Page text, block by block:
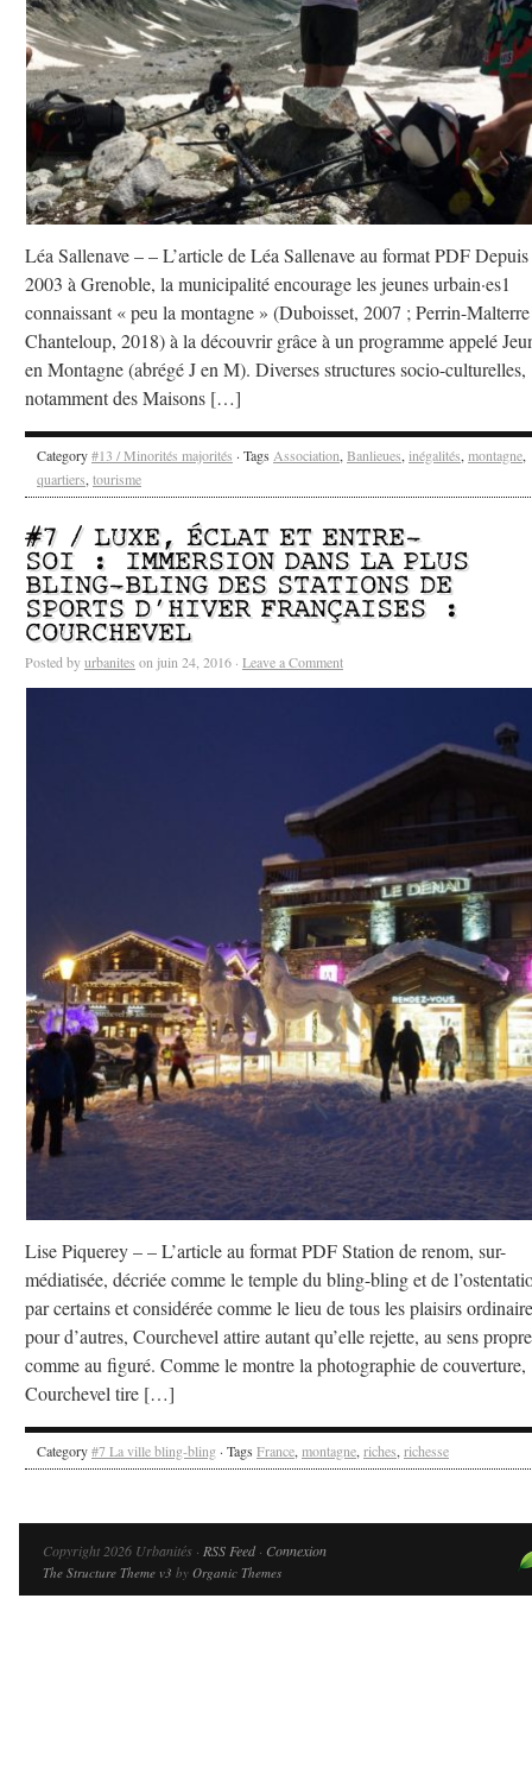
Léa Sallenave – – L’article de Léa Sallenave au format PDF Depuis
2003 à Grenoble, la municipalité encourage les jeunes urbain·es1
connaissant « peu la montagne » (Duboisset, 2007 ; Perrin-
Chanteloup, 2018) à la découvrir grâce à un programme appelé
en Montagne (abrégé J en M). Diverses structures socio-culturelles,
notamment des Maisons […]
Category#13 / Minorités majorités · Tags Association, Banlieues, inégalités, montagne,
quartiers, tourisme
#7 / LUXE, ÉCLAT ET ENTRE-
SOI : IMMERSION DANS LA PLUS
BLING-BLING DES STATIONS DE
SPORTS D’HIVER FRANÇAISES :
COURCHEVEL
Posted byurbanites on juin 24, 2016 · Leave a Comment
Lise Piquerey – – L’article au format PDF Station de renom, sur-
médiatisée, décriée comme le temple du bling-bling et de
par certains et considérée comme le lieu de tous les plaisirs
pour d’autres, Courchevel attire autant qu’elle rejette, au sens propre
comme au figuré. Comme le montre la photographie de couverture,
Courchevel tire […]
Category#7 La ville bling-bling · Tags France, montagne, riches, richesse
Copyright 2026 Urbanités · RSS Feed· Connexion
The Structure Theme v3 by Organic Themes